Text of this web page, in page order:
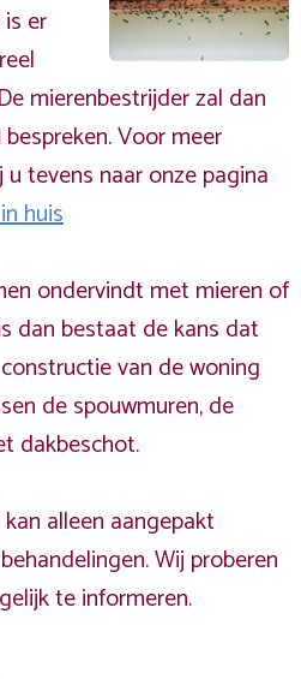
er
mierenbestrijder zal dan
Voor meer
tevens naar onze pagina
huis
ondervindt met mieren of
dan bestaat de kans dat
van de woning
de spouwmuren, de
dakbeschot.
alleen aangepakt
Wij proberen
te informeren.